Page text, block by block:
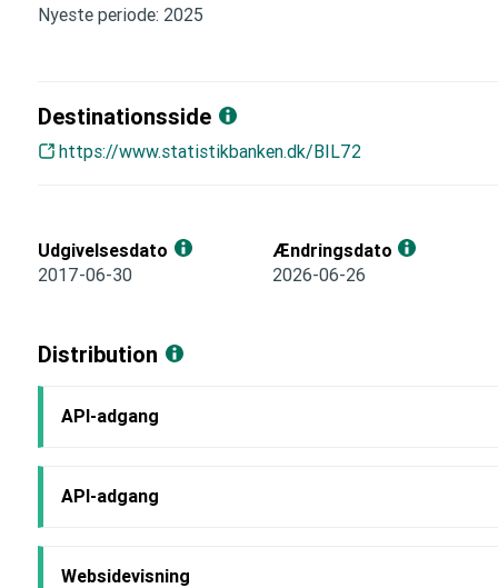
Nyeste periode: 2025
Destinationsside
https://www.statistikbanken.dk/BIL72
Udgivelsesdato
2017-06-30
Ændringsdato
2026-06-26
Distribution
API-adgang
API-adgang
Websidevisning